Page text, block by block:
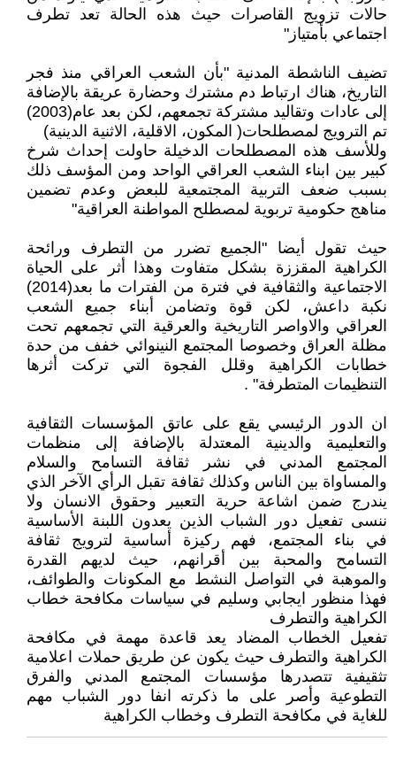
حالات تزويج القاصرات حيث هذه الحالة تعد تطرف
اجتماعي بأمتياز"
تضيف الناشطة المدنية "بأن الشعب العراقي منذ فجر
التاريخ، هناك ارتباط دم مشترك وحضارة عريقة بالإضافة
إلى عادات وتقاليد مشتركة تجمعهم، لكن بعد عام(2003)
تم الترويج لمصطلحات( المكون، الاقلية، الاثنية الدينية)
وللأسف هذه المصطلحات الدخيلة حاولت إحداث شرخ
كبير بين ابناء الشعب العراقي الواحد ومن المؤسف ذلك
بسبب ضعف التربية المجتمعية للبعض وعدم تضمين
مناهج حكومية تربوية لمصطلح المواطنة العراقية"
حيث تقول أيضا "الجميع تضرر من التطرف ورائحة
الكراهية المقززة بشكل متفاوت وهذا أثر على الحياة
الاجتماعية والثقافية في فترة من الفترات ما بعد(2014)
نكبة داعش، لكن قوة وتضامن أبناء جميع الشعب
العراقي والاواصر التاريخية والعرقية التي تجمعهم تحت
مظلة العراق وخصوصا المجتمع النينوائي خفف من حدة
خطابات الكراهية وقلل الفجوة التي تركت أثرها
التنظيمات المتطرفة" .
ان الدور الرئيسي يقع على عاتق المؤسسات الثقافية
والتعليمية والدينية المعتدلة بالإضافة إلى منظمات
المجتمع المدني في نشر ثقافة التسامح والسلام
والمساواة بين الناس وكذلك ثقافة تقبل الرأي الآخر الذي
يندرج ضمن اشاعة حرية التعبير وحقوق الانسان ولا
ننسى تفعيل دور الشباب الذين يعدون اللبنة الأساسية
في بناء المجتمع، فهم ركيزة أساسية لترويج ثقافة
التسامح والمحبة بين أقرانهم، حيث لديهم القدرة
والموهبة في التواصل النشط مع المكونات والطوائف،
فهذا منظور ايجابي وسليم في سياسات مكافحة خطاب
الكراهية والتطرف
تفعيل الخطاب المضاد يعد قاعدة مهمة في مكافحة
الكراهية والتطرف حيث يكون عن طريق حملات اعلامية
تثقيفية تتصدرها مؤسسات المجتمع المدني والفرق
التطوعية وأصر على ما ذكرته انفا دور الشباب مهم
للغاية في مكافحة التطرف وخطاب الكراهية